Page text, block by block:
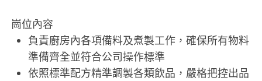
崗位內容
負責廚房內各項備料及煮製工作，確保所有物料
準備齊全並符合公司操作標準
依照標準配方精準調製各類飲品，嚴格把控出品